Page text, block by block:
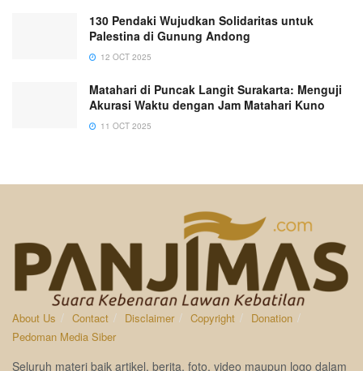
130 Pendaki Wujudkan Solidaritas untuk
Palestina di Gunung Andong
12 OCT 2025
Matahari di Puncak Langit Surakarta: Menguji
Akurasi Waktu dengan Jam Matahari Kuno
11 OCT 2025
About Us Contact Disclaimer Copyright
Donation
Pedoman Media Siber
Seluruh materi baik artikel, berita, foto, video maupun logo dalam